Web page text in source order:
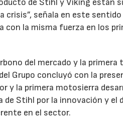
crisis”, señala en este
la misma fuerza en los
del mercado y la primera
Grupo concluyó con la
y la primera motosierra
Stihl por la innovación y el
en el sector.